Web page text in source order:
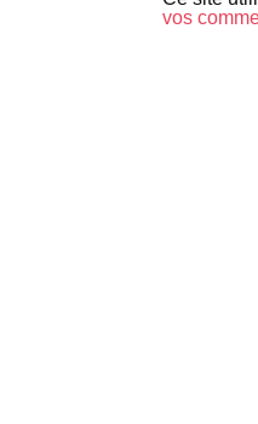
vos